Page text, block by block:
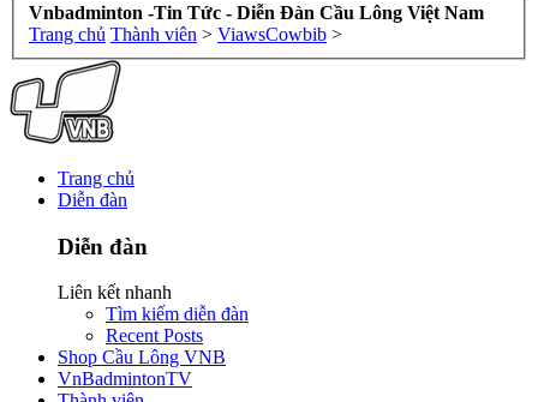
Vnbadminton -Tin Tức - Diễn Đàn Cầu Lông Việt Nam
Trang chủ Thành viên > ViawsCowbib >
Trang chủ
Diễn đàn
Diễn đàn
Liên kết nhanh
Tìm kiếm diễn đàn
Recent Posts
Shop Cầu Lông VNB
VnBadmintonTV